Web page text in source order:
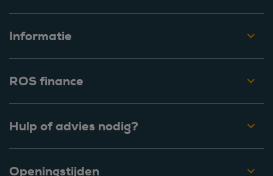
Informatie
ROS finance
Hulp of advies nodig?
Openingstijden